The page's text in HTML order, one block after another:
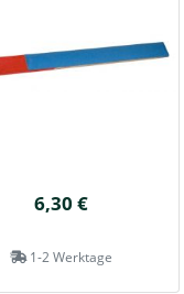
6,30 €
1-2 Werktage